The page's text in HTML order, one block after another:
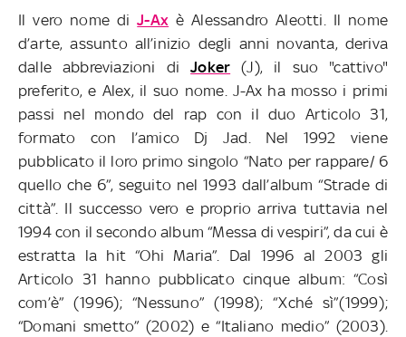
Il vero nome diJ-Ax èAlessandro Aleotti. Il nome
d’arte, assunto all’inizio degli anni novanta, deriva
dalle abbreviazioni diJoker (J), il suo "cattivo"
preferito, e Alex, il suo nome. J-Ax ha mosso i primi
passi nel mondo del rap con il duo Articolo 31,
formato con l’amico Dj Jad. Nel 1992 viene
pubblicato il loro primo singolo “Nato per rappare/ 6
quello che 6”, seguito nel 1993 dall’album “Strade di
città”. Il successo vero e proprio arriva tuttavia nel
1994 con il secondo album “Messa di vespiri”, da cui è
estratta la hit “Ohi Maria”. Dal 1996 al 2003 gli
Articolo 31 hanno pubblicato cinque album: “Così
com’è” (1996); “Nessuno” (1998); “Xché sì”(1999);
“Domani smetto” (2002) e “Italiano medio” (2003).